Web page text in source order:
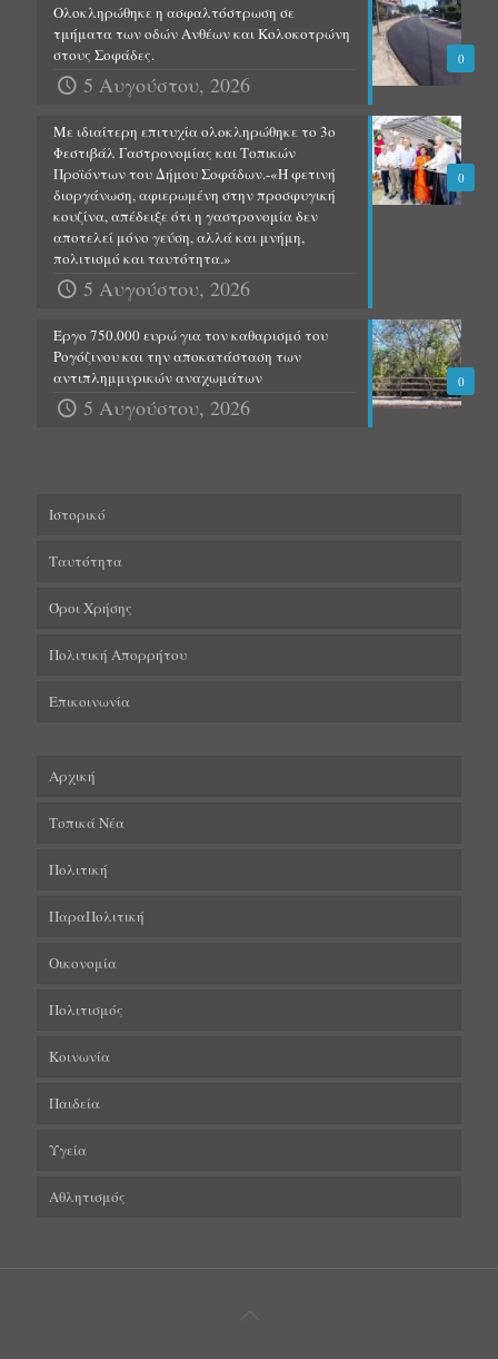
0
Ολοκληρώθηκε η ασφαλτόστρωση σε
τμήματα των οδών Ανθέων και Κολοκοτρώνη
στους Σοφάδες.
5 Αυγούστου, 2026
0
Με ιδιαίτερη επιτυχία ολοκληρώθηκε το 3ο
Φεστιβάλ Γαστρονομίας και Τοπικών
Προϊόντων του Δήμου Σοφάδων.-«Η φετινή
διοργάνωση, αφιερωμένη στην προσφυγική
κουζίνα, απέδειξε ότι η γαστρονομία δεν
αποτελεί μόνο γεύση, αλλά και μνήμη,
πολιτισμό και ταυτότητα.»
5 Αυγούστου, 2026
0
Έργο 750.000 ευρώ για τον καθαρισμό του
Ρογόζινου και την αποκατάσταση των
αντιπλημμυρικών αναχωμάτων
5 Αυγούστου, 2026
Ιστορικό
Ταυτότητα
Όροι Χρήσης
Πολιτική Απορρήτου
Επικοινωνία
Αρχική
Τοπικά Νέα
Πολιτική
ΠαραΠολιτική
Οικονομία
Πολιτισμός
Κοινωνία
Παιδεία
Υγεία
Αθλητισμός